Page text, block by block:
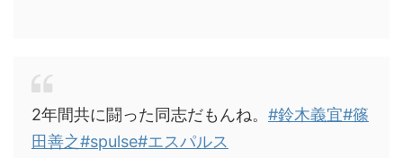
2年間共に闘った同志だもんね。 #鈴木義宜#篠
田善之#spulse#エスパルス